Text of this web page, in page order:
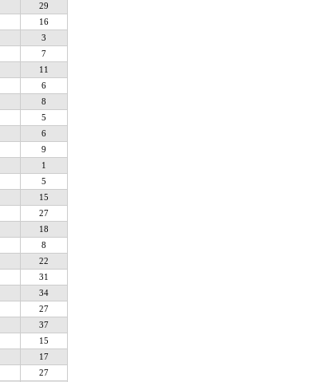
29
16
3
7
11
6
8
5
6
9
1
5
15
27
18
8
22
31
34
27
37
15
17
27